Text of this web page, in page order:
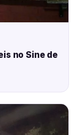
no Sine de